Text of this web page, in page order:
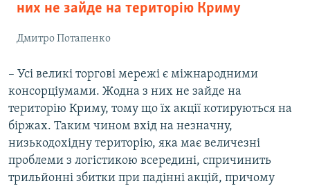
них не зайде на територію Криму
Дмитро Потапенко
– Усі великі торгові мережі є міжнародними
консорціумами. Жодна з них не зайде на
територію Криму, тому що їх акції котируються на
біржах. Таким чином вхід на незначну,
низькодохідну територію, яка має величезні
проблеми з логістикою всередині, спричинить
трильйонні збитки при падінні акцій, причому